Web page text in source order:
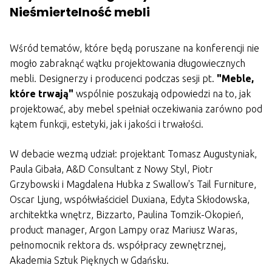
Nieśmiertelność mebli
Wśród tematów, które będą poruszane na konferencji nie
mogło zabraknąć wątku projektowania długowiecznych
mebli. Designerzy i producenci podczas sesji pt. "Meble,
które trwają" wspólnie poszukają odpowiedzi na to, jak
projektować, aby mebel spełniał oczekiwania zarówno pod
kątem funkcji, estetyki, jak i jakości i trwałości.
W debacie wezmą udział: projektant Tomasz Augustyniak,
Paula Gibała, A&D Consultant z Nowy Styl, Piotr
Grzybowski i Magdalena Hubka z Swallow's Tail Furniture,
Oscar Ljung, współwłaściciel Duxiana, Edyta Skłodowska,
architektka wnętrz, Bizzarto, Paulina Tomzik-Okopień,
product manager, Argon Lampy oraz Mariusz Waras,
pełnomocnik rektora ds. współpracy zewnętrznej,
Akademia Sztuk Pięknych w Gdańsku.